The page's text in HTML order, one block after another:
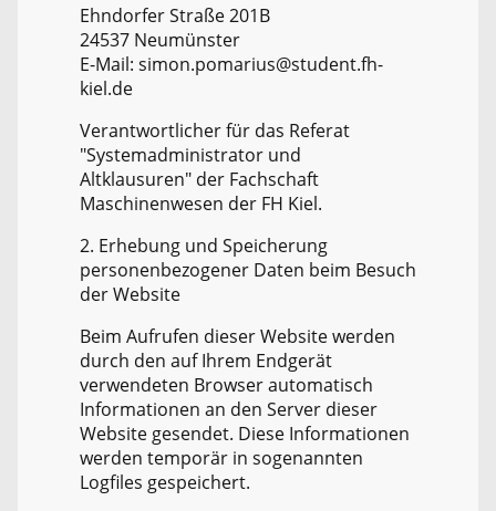
Ehndorfer Straße 201B
24537 Neumünster
E-Mail: simon.pomarius@student.fh-
kiel.de
Verantwortlicher für das Referat
"Systemadministrator und
Altklausuren" der Fachschaft
Maschinenwesen der FH Kiel.
2. Erhebung und Speicherung
personenbezogener Daten beim Besuch
der Website
Beim Aufrufen dieser Website werden
durch den auf Ihrem Endgerät
verwendeten Browser automatisch
Informationen an den Server dieser
Website gesendet. Diese Informationen
werden temporär in sogenannten
Logfiles gespeichert.